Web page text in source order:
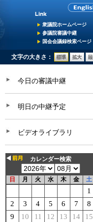
衆議院ホームページ
参議院審議中継
国会会議録検索ページ
文字の大きさ：
今日の審議中継
明日の中継予定
ビデオライブラリ
カレンダー検索
日 月 火 水 木 金 土
1
2
3 4 5 6 7
8
9
10 11 12 13 14
15